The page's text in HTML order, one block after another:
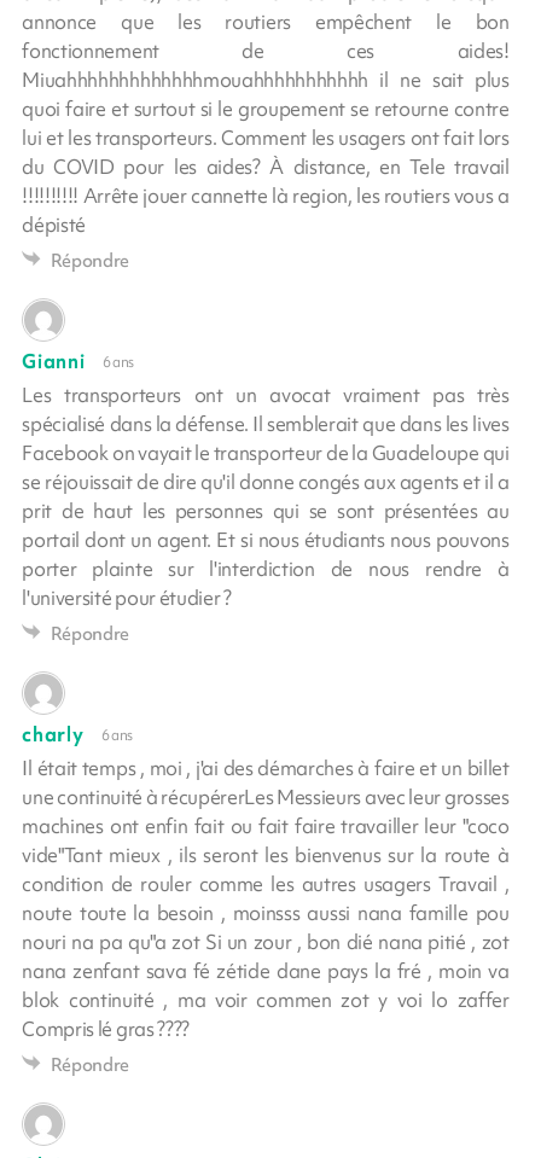
annonce que les routiers empêchent le bon
fonctionnement de ces aides!
Miuahhhhhhhhhhhhhmouahhhhhhhhhhh il ne sait plus
quoi faire et surtout si le groupement se retourne contre
lui et les transporteurs. Comment les usagers ont fait lors
du COVID pour les aides? À distance, en Tele travail
!!!!!!!!!! Arrête jouer cannette là region, les routiers vous a
dépisté
Répondre
Gianni 6 ans
Les transporteurs ont un avocat vraiment pas très
spécialisé dans la défense. Il semblerait que dans les lives
Facebook on vayait le transporteur de la Guadeloupe qui
se réjouissait de dire qu'il donne congés aux agents et il a
prit de haut les personnes qui se sont présentées au
portail dont un agent. Et si nous étudiants nous pouvons
porter plainte sur l'interdiction de nous rendre à
l'université pour étudier ?
Répondre
charly 6 ans
Il était temps , moi , j'ai des démarches à faire et un billet
une continuité à récupérerLes Messieurs avec leur grosses
machines ont enfin fait ou fait faire travailler leur "coco
vide"Tant mieux , ils seront les bienvenus sur la route à
condition de rouler comme les autres usagers Travail ,
noute toute la besoin , moinsss aussi nana famille pou
nouri na pa qu"a zot Si un zour , bon dié nana pitié , zot
nana zenfant sava fé zétide dane pays la fré , moin va
blok continuité , ma voir commen zot y voi lo zaffer
Compris lé gras ????
Répondre